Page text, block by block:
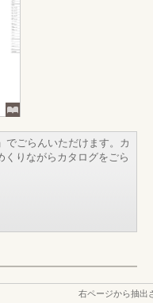
でごらんいただけます。カ
くりながらカタログをごら
右ページから抽出